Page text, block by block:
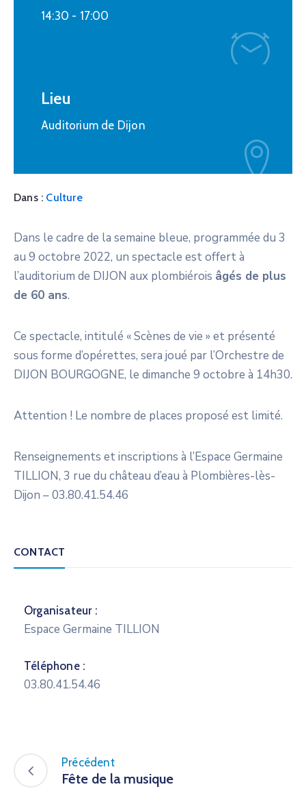
14:30 - 17:00
Lieu
Auditorium de Dijon
Dans : Culture
Dans le cadre de la semaine bleue, programmée du 3
au 9 octobre 2022, un spectacle est offert à
l’auditorium de DIJON aux plombiérois âgés de plus
de 60 ans.
Ce spectacle, intitulé « Scènes de vie » et présenté
sous forme d’opérettes, sera joué par l’Orchestre de
DIJON BOURGOGNE, le dimanche 9 octobre à 14h30.
Attention ! Le nombre de places proposé est limité.
Renseignements et inscriptions à l’Espace Germaine
TILLION, 3 rue du château d’eau à Plombières-lès-
Dijon – 03.80.41.54.46
CONTACT
Organisateur :
Espace Germaine TILLION
Téléphone :
03.80.41.54.46
Précédent
Fête de la musique